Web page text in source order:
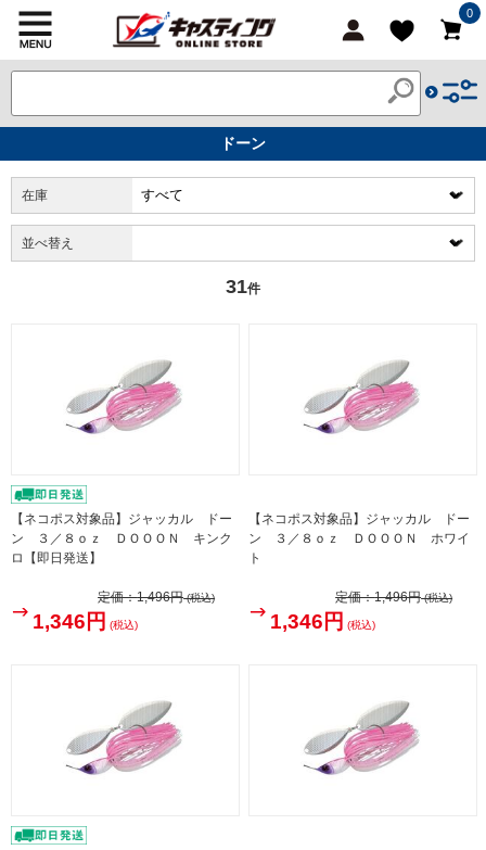
0
ドーン
在庫
並べ替え
31件
【ネコポス対象品】ジャッカル ドー
ン ３／８ｏｚ ＤＯＯＯＮ キンク
ロ【即日発送】
定価：1,496円(税込)
1,346円 (税込)
【ネコポス対象品】ジャッカル ドー
ン ３／８ｏｚ ＤＯＯＯＮ ホワイ
ト
定価：1,496円(税込)
1,346円 (税込)